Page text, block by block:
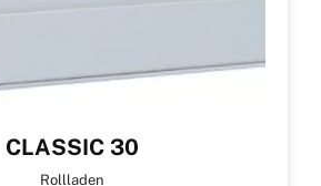
CLASSIC 30
Rollladen